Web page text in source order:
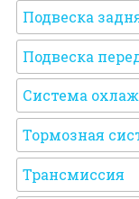
Подвеска
Подвеска
Система
Тормозная
Трансмиссия